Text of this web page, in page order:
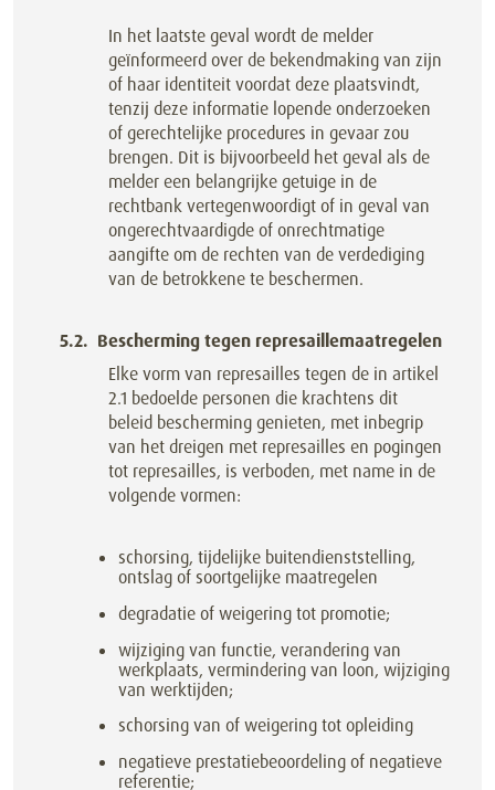
In het laatste geval wordt de melder
geïnformeerd over de bekendmaking van zijn
of haar identiteit voordat deze plaatsvindt,
tenzij deze informatie lopende onderzoeken
of gerechtelijke procedures in gevaar zou
brengen. Dit is bijvoorbeeld het geval als de
melder een belangrijke getuige in de
rechtbank vertegenwoordigt of in geval van
ongerechtvaardigde of onrechtmatige
aangifte om de rechten van de verdediging
van de betrokkene te beschermen.
Bescherming tegen represaillemaatregelen
Elke vorm van represailles tegen de in artikel
2.1 bedoelde personen die krachtens dit
beleid bescherming genieten, met inbegrip
van het dreigen met represailles en pogingen
tot represailles, is verboden, met name in de
volgende vormen:
schorsing, tijdelijke buitendienststelling,
ontslag of soortgelijke maatregelen
degradatie of weigering tot promotie;
wijziging van functie, verandering van
werkplaats, vermindering van loon, wijziging
van werktijden;
schorsing van of weigering tot opleiding
negatieve prestatiebeoordeling of negatieve
referentie;